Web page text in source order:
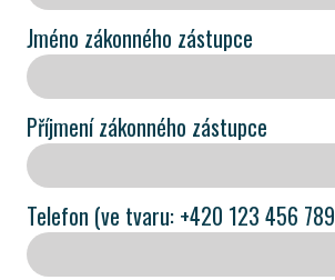
Jméno zákonného zástupce
Příjmení zákonného zástupce
Telefon (ve tvaru: +420 123 456